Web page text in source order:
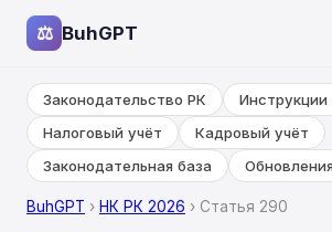
⚖ BuhGPT
Законодательство РК
Инструкции
Налоговый учёт
Кадровый учёт
Законодательная база
BuhGPT › НК РК 2026 › Статья 290